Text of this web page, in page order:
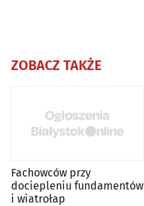
ZOBACZ TAKŻE
Fachowców przy
dociepleniu fundamentów
i wiatrołap